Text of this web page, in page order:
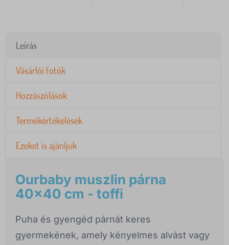
Leírás
Vásárlói fotók
Hozzászólások
Termékértékelések
Ezeket is ajánljuk
Ourbaby muszlin párna
40x40 cm - toffi
Puha és gyengéd párnát keres
gyermekének, amely kényelmes alvást vagy